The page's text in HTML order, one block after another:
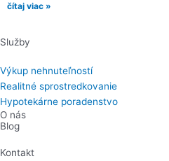
čítaj viac »
Služby
Výkup nehnuteľností
Realitné sprostredkovanie
Hypotekárne poradenstvo
O nás
Blog
Kontakt